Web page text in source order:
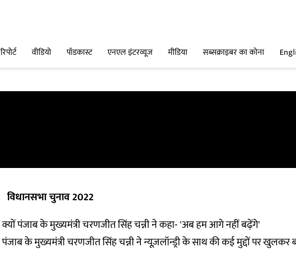
रिपोर्ट वीडियो पॉडकास्ट एनएल इंटरव्यूज मीडिया सब्सक्राइबर का कोना
विधानसभा चुनाव 2022
क्यों पंजाब के मुख्यमंत्री चरणजीत सिंह चन्नी ने कहा- 'अब हम आगे नहीं बढ़ेंगे'
पंजाब के मुख्यमंत्री चरणजीत सिंह चन्नी ने न्यूज़लॉन्ड्री के साथ की कई मुद्दों पर खुलकर